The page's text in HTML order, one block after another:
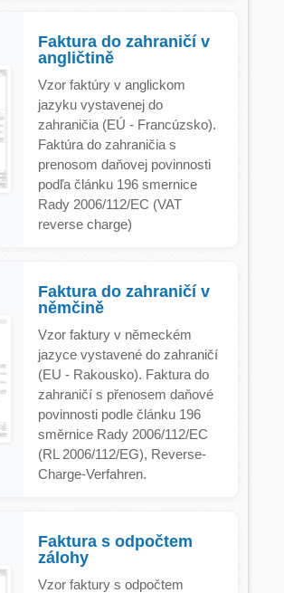
Faktura do zahraničí v
angličtině
Vzor faktúry v anglickom
jazyku vystavenej do
zahraničia (EÚ - Francúzsko).
Faktúra do zahraničia s
prenosom daňovej povinnosti
podľa článku 196 smernice
Rady 2006/112/EC (VAT
reverse charge)
Faktura do zahraničí v
němčině
Vzor faktury v německém
jazyce vystavené do zahraničí
(EU - Rakousko). Faktura do
zahraničí s přenosem daňové
povinnosti podle článku 196
směrnice Rady 2006/112/EC
(RL 2006/112/EG), Reverse-
Charge-Verfahren.
Faktura s odpočtem
zálohy
Vzor faktury s odpočtem